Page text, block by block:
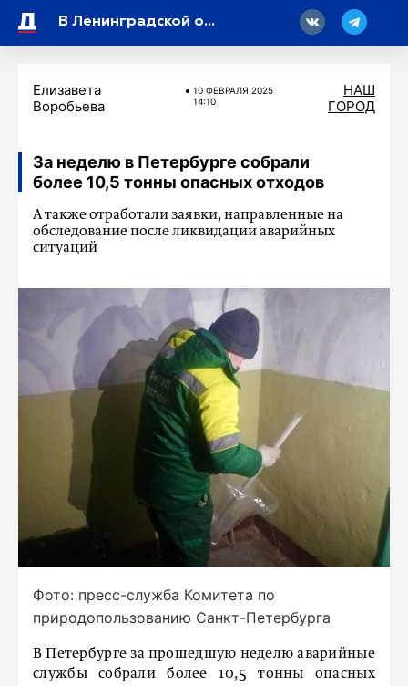
В Ленинградской области появится единая диспетчерская служба
Елизавета
Воробьева
10 ФЕВРАЛЯ 2025
14:10
НАШ
ГОРОД
За неделю в Петербурге собрали
более 10,5 тонны опасных отходов
А также отработали заявки, направленные на
обследование после ликвидации аварийных
ситуаций
Фото: пресс-служба Комитета по
природопользованию Санкт-Петербурга
В Петербурге за прошедшую неделю аварийные
службы собрали более 10,5 тонны опасных